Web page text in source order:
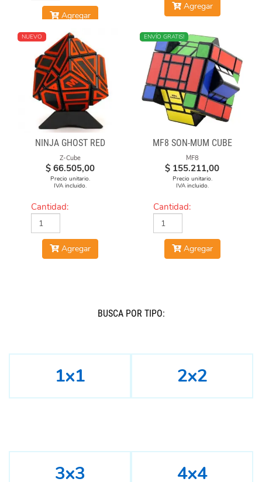
Agregar
Agregar
NUEVO
NINJA GHOST RED
Z-Cube
$ 66.505,00
Precio unitario.
IVA incluido.
Cantidad:
Agregar
NUEVO
ENVÍO GRATIS!
MF8 SON-MUM CUBE
MF8
$ 155.211,00
Precio unitario.
IVA incluido.
Cantidad:
Agregar
BUSCÁ POR TIPO:
1x1 2x2
3x3 4x4